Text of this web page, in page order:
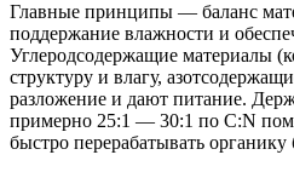
Главные принципы — баланс
поддержание влажности и
Углеродсодержащие материалы
структуру и влагу,
разложение и дают питание.
примерно 25:1 — 30:1 по C:N
быстро перерабатывать